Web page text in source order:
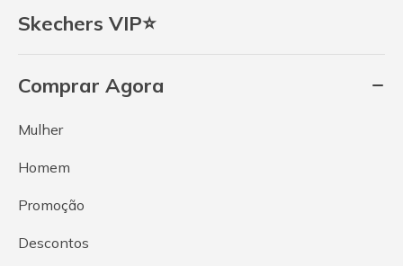
Skechers VIP⭐
Comprar Agora
Mulher
Homem
Promoção
Descontos